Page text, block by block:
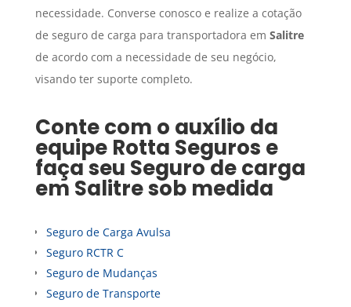
necessidade. Converse conosco e realize a cotação
de seguro de carga para transportadora em Salitre
de acordo com a necessidade de seu negócio,
visando ter suporte completo.
Conte com o auxílio da
equipe Rotta Seguros e
faça seu Seguro de carga
em Salitresob medida
Seguro de Carga Avulsa
Seguro RCTR C
Seguro de Mudanças
Seguro de Transporte